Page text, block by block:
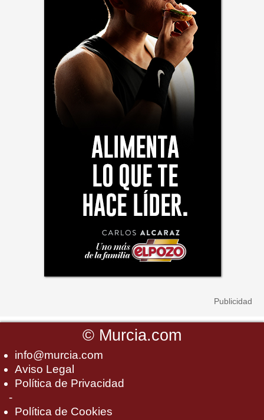
© Murcia.com
info@murcia.com
Aviso Legal
Política de Privacidad
-
Política de Cookies